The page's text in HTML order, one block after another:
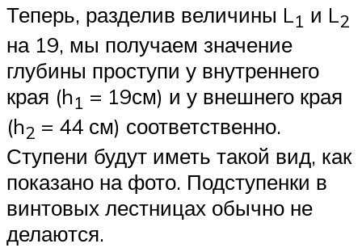
Теперь, разделив величины L1 и L2
на 19, мы получаем значение
глубины проступи у внутреннего
края (h1 = 19см) и у внешнего края
(h2 = 44 см) соответственно.
Ступени будут иметь такой вид, как
показано на фото. Подступенки в
винтовых лестницах обычно не
делаются.